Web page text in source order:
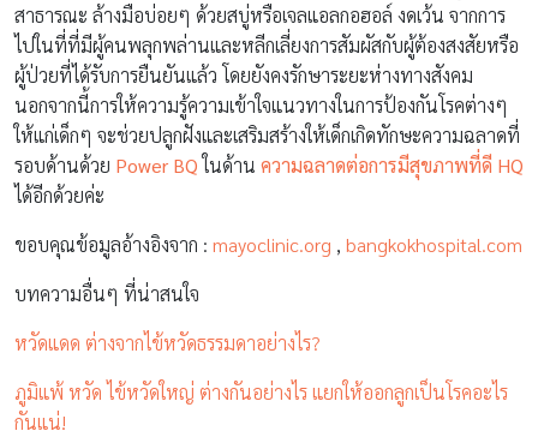
สาธารณะ ล้างมือบ่อยๆ ด้วยสบู่หรือเจลแอลกอฮอล์ งดเว้น จากการ
ไปในที่ที่มีผู้คนพลุกพล่านและหลีกเลี่ยงการสัมผัสกับผู้ต้องสงสัยหรือ
ผู้ป่วยที่ได้รับการยืนยันแล้ว โดยยังคงรักษาระยะห่างทางสังคม
นอกจากนี้การให้ความรู้ความเข้าใจแนวทางในการป้องกันโรคต่างๆ
ให้แก่เด็กๆ จะช่วยปลูกฝังและเสริมสร้างให้เด็กเกิดทักษะความฉลาดที่
รอบด้านด้วย Power BQในด้าน ความฉลาดต่อการมีสุขภาพที่ดี HQ
ได้อีกด้วยค่ะ
ขอบคุณข้อมูลอ้างอิงจาก : mayoclinic.org , bangkokhospital.com
บทความอื่นๆ ที่น่าสนใจ
หวัดแดด ต่างจากไข้หวัดธรรมดาอย่างไร?
ภูมิแพ้ หวัด ไข้หวัดใหญ่ ต่างกันอย่างไร แยกให้ออกลูกเป็นโรคอะไร
กันแน่!